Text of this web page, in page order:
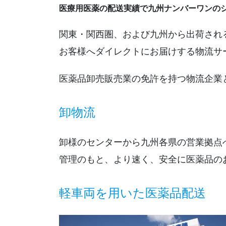
医療用医薬の配送実績で九州ナンバーワン
関東・関西圏、および九州から出荷さ
お客様へダイレクトにお届けする物流
医薬品卸売販売業の免許を持つ物流企
卸物流
卸様のセンターから九州各県の営業拠
管理のもと、より速く、安全に医薬品
軽車両を用いた医薬品配送